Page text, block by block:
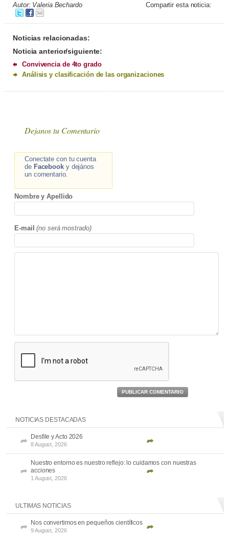
Autor: Valeria Bechardo Compartir esta noticia:
Noticias relacionadas:
Noticia anterior/siguiente:
Convivencia de 4to grado
Análisis y clasificación de las organizaciones
Dejanos tu Comentario
Conectate con tu cuenta
de Facebooky dejános
un comentario.
Nombre y Apellido
E-mail (no será mostrado)
PUBLICAR COMENTARIO
NOTICIAS DESTACADAS
Desfile y Acto 2026
8 August, 2026
Nuestro entorno es nuestro reflejo: lo cuidamos con nuestras
acciones
1 August, 2026
ULTIMAS NOTICIAS
Nos convertimos en pequeños científicos
9 August, 2026